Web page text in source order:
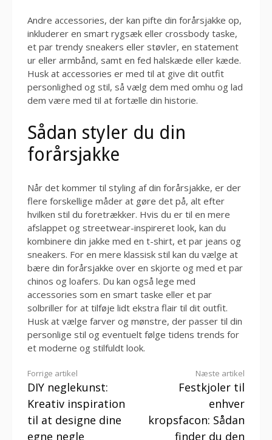
Andre accessories, der kan pifte din forårsjakke op,
inkluderer en smart rygsæk eller crossbody taske,
et par trendy sneakers eller støvler, en statement
ur eller armbånd, samt en fed halskæde eller kæde.
Husk at accessories er med til at give dit outfit
personlighed og stil, så vælg dem med omhu og lad
dem være med til at fortælle din historie.
Sådan styler du din
forårsjakke
Når det kommer til styling af din forårsjakke, er der
flere forskellige måder at gøre det på, alt efter
hvilken stil du foretrækker. Hvis du er til en mere
afslappet og streetwear-inspireret look, kan du
kombinere din jakke med en t-shirt, et par jeans og
sneakers. For en mere klassisk stil kan du vælge at
bære din forårsjakke over en skjorte og med et par
chinos og loafers. Du kan også lege med
accessories som en smart taske eller et par
solbriller for at tilføje lidt ekstra flair til dit outfit.
Husk at vælge farver og mønstre, der passer til din
personlige stil og eventuelt følge tidens trends for
et moderne og stilfuldt look.
Læs
videre
Forrige artikel
DIY neglekunst:
Kreativ inspiration
til at designe dine
egne negle
Næste artikel
Festkjoler til
enhver
kropsfacon: Sådan
finder du den